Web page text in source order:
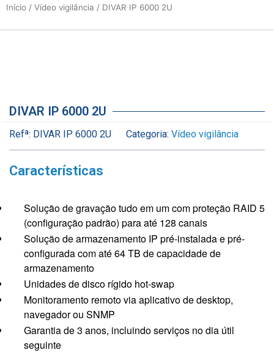
Início / Vídeo vigilância / DIVAR IP 6000 2U
DIVAR IP 6000 2U
Refª: DIVAR IP 6000 2U Categoria: Vídeo vigilância
Características
Solução de gravação tudo em um com proteção RAID 5
(configuração padrão) para até 128 canais
Solução de armazenamento IP pré-instalada e pré-
configurada com até 64 TB de capacidade de
armazenamento
Unidades de disco rígido hot-swap
Monitoramento remoto via aplicativo de desktop,
navegador ou SNMP
Garantia de 3 anos, incluindo serviços no dia útil
seguinte